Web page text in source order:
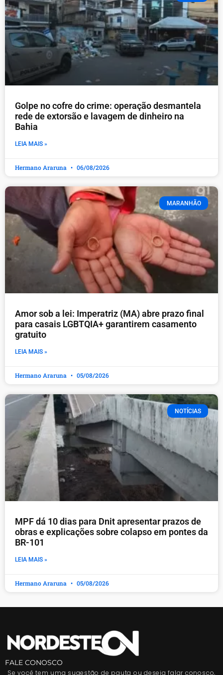
Golpe no cofre do crime: operação desmantela
rede de extorsão e lavagem de dinheiro na
Bahia
LEIA MAIS »
Hermano Araruna 06/08/2026
MARANHÃO
Amor sob a lei: Imperatriz (MA) abre prazo final
para casais LGBTQIA+ garantirem casamento
gratuito
LEIA MAIS »
Hermano Araruna 05/08/2026
NOTÍCIAS
MPF dá 10 dias para Dnit apresentar prazos de
obras e explicações sobre colapso em pontes da
BR-101
LEIA MAIS »
Hermano Araruna 05/08/2026
FALE CONOSCO
Se você tem uma sugestão de pauta ou deseja falar conosco,